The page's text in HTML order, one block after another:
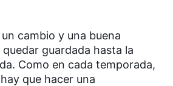
cambio y una buena
guardada hasta la
Como en cada temporada,
que hacer una